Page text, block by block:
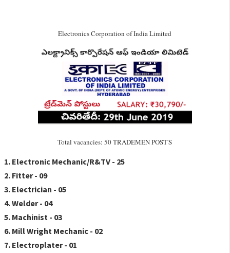
Electronics Corporation of India Limited
Total vacancies: 50 TRADEMEN POST'S
1. Electronic Mechanic/R&TV - 25
2. Fitter - 09
3. Electrician - 05
4. Welder - 04
5. Machinist - 03
6. Mill Wright Mechanic - 02
7. Electroplater - 01